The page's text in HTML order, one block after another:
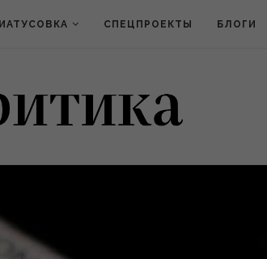
СПЕЦПРОЕКТЫ БЛОГИ